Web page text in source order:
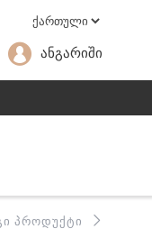
Ანგარიში
ᲞᲠᲝᲓᲣᲥᲢᲘ